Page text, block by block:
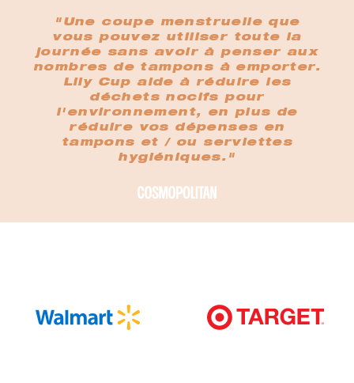
"Une coupe menstruelle que
vous pouvez utiliser toute la
journée sans avoir à penser aux
nombres de tampons à emporter.
Lily Cup aide à réduire les
déchets nocifs pour
l'environnement, en plus de
réduire vos dépenses en
tampons et / ou serviettes
hygiéniques."